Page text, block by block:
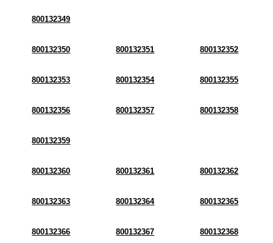
800132349
800132350 800132351 800132352
800132353 800132354 800132355
800132356 800132357 800132358
800132359
800132360 800132361 800132362
800132363 800132364 800132365
800132366 800132367 800132368